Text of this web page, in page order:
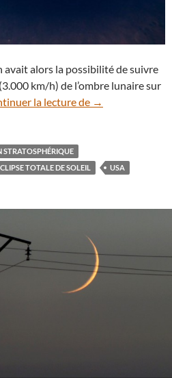
avait alors la possibilité de suivre
km/h) de l’ombre lunaire sur
la lecture de Soleil noir : des
→
STRATOSPHÉRIQUE
TOTALE DE SOLEIL USA